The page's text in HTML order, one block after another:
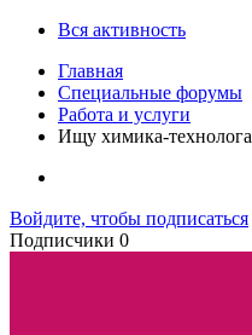
Вся активность
Главная
Специальные форумы
Работа и услуги
Ищу химика-технолога
Войдите, чтобы подписаться
Подписчики 0